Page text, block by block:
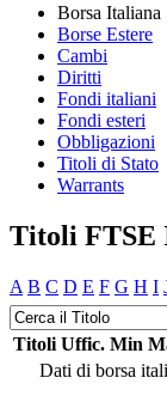
Borsa Italiana
Borse Estere
Cambi
Diritti
Fondi italiani
Fondi esteri
Obbligazioni
Titoli di Stato
Warrants
Titoli FTSE
A B C D E F G H I
Titoli Uffic. Min
Dati di borsa